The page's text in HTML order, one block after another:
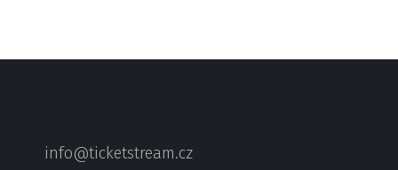
info@ticketstream.cz